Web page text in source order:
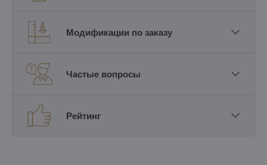
Модификации по заказу
Частые вопросы
Рейтинг